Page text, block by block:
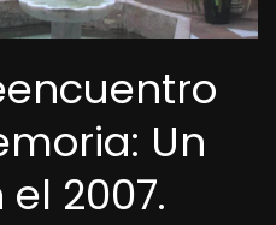
Un
2007.